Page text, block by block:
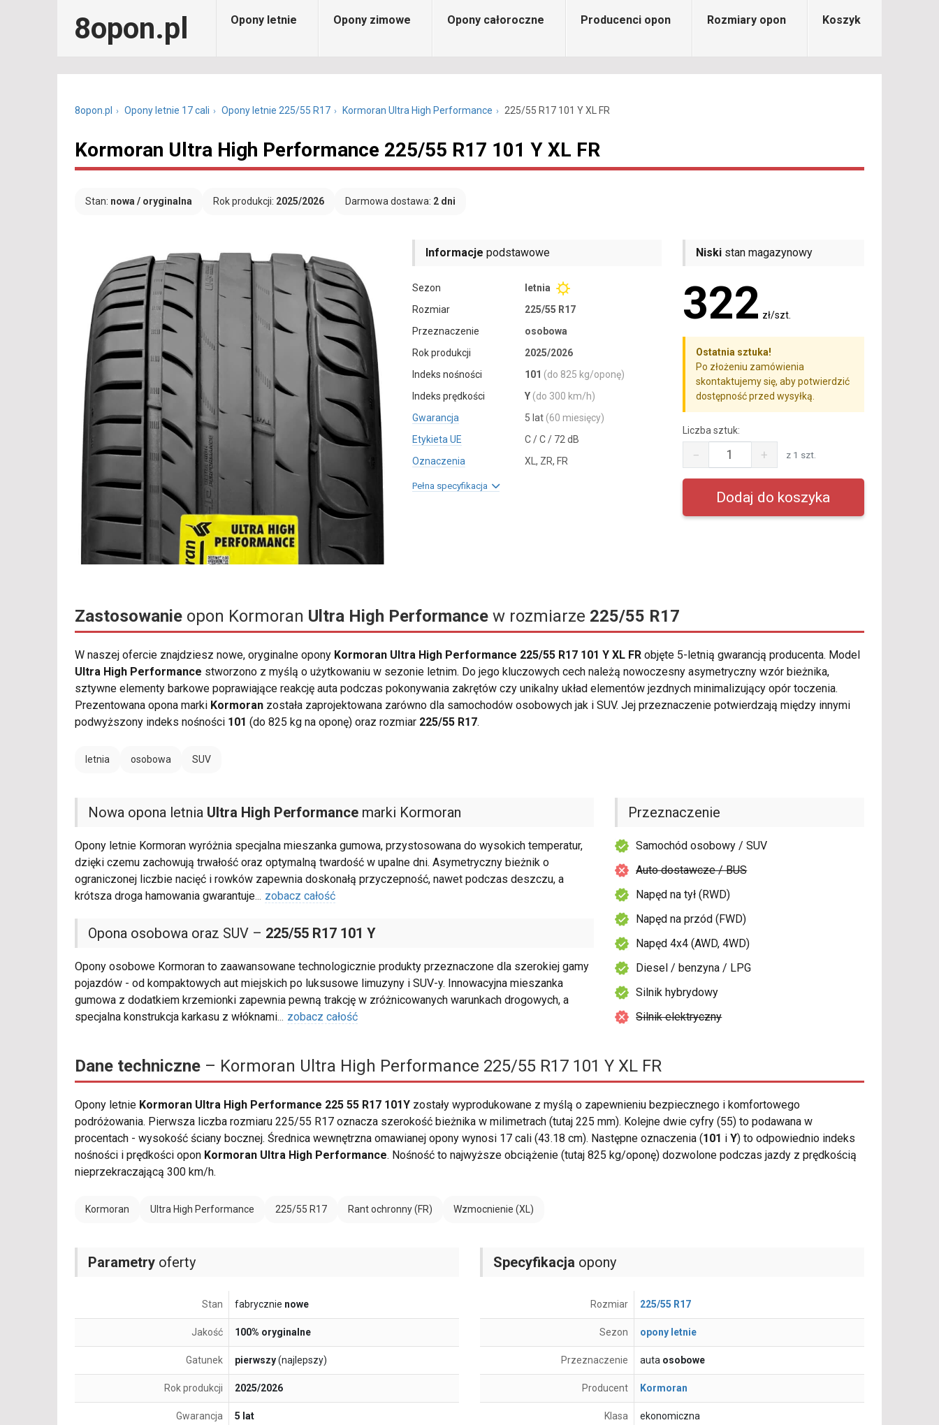
8opon.pl Opony letnie Opony zimowe Opony całoroczne Producenci opon Rozmiary opon Koszyk
8opon.pl Opony letnie 17 cali Opony letnie 225/55 R17 Kormoran Ultra High Performance 225/55 R17 101 Y XL FR
Kormoran Ultra High Performance 225/55 R17 101 Y XL FR
Stan: nowa / oryginalna Rok produkcji: 2025/2026 Darmowa dostawa: 2 dni
Informacje podstawowe
Sezon
letnia
Rozmiar
225/55 R17
Przeznaczenie
osobowa
Rok produkcji
2025/2026
Indeks nośności
101 (do 825 kg/oponę)
Indeks prędkości
Y (do 300 km/h)
Gwarancja
5 lat (60 miesięcy)
Etykieta UE
C / C / 72 dB
Oznaczenia
XL, ZR, FR
Pełna specyfikacja
Niskistan magazynowy
322 zł/szt.
Ostatnia sztuka!
Po złożeniu zamówienia
skontaktujemy się, aby potwierdzić
dostępność przed wysyłką.
Liczba sztuk:
− + z 1 szt.
Zastosowanie opon Kormoran Ultra High Performance w rozmiarze 225/55 R17
W naszej ofercie znajdziesz nowe, oryginalne opony Kormoran Ultra High Performance 225/55 R17 101 Y XL FR objęte 5-letnią gwarancją producenta. Model
Ultra High Performance stworzono z myślą o użytkowaniu w sezonie letnim. Do jego kluczowych cech należą nowoczesny asymetryczny wzór bieżnika,
sztywne elementy barkowe poprawiające reakcję auta podczas pokonywania zakrętów czy unikalny układ elementów jezdnych minimalizujący opór toczenia.
Prezentowana opona marki Kormoran została zaprojektowana zarówno dla samochodów osobowych jak i SUV. Jej przeznaczenie potwierdzają między innymi
podwyższony indeks nośności 101 (do 825 kg na oponę) oraz rozmiar 225/55 R17.
letnia osobowa SUV
Nowa opona letnia Ultra High Performance marki Kormoran
Opony letnie Kormoran wyróżnia specjalna mieszanka gumowa, przystosowana do wysokich temperatur,
dzięki czemu zachowują trwałość oraz optymalną twardość w upalne dni. Asymetryczny bieżnik o
ograniczonej liczbie nacięć i rowków zapewnia doskonałą przyczepność, nawet podczas deszczu, a
krótsza droga hamowania gwarantuje... zobacz całość
Opona osobowa oraz SUV – 225/55 R17 101 Y
Opony osobowe Kormoran to zaawansowane technologicznie produkty przeznaczone dla szerokiej gamy
pojazdów - od kompaktowych aut miejskich po luksusowe limuzyny i SUV-y. Innowacyjna mieszanka
gumowa z dodatkiem krzemionki zapewnia pewną trakcję w zróżnicowanych warunkach drogowych, a
specjalna konstrukcja karkasu z włóknami... zobacz całość
Przeznaczenie
Samochód osobowy / SUV
Auto dostawcze / BUS
Napęd na tył (RWD)
Napęd na przód (FWD)
Napęd 4x4 (AWD, 4WD)
Diesel / benzyna / LPG
Silnik hybrydowy
Silnik elektryczny
Dane techniczne – Kormoran Ultra High Performance 225/55 R17 101 Y XL FR
Opony letnie Kormoran Ultra High Performance 225 55 R17 101Y zostały wyprodukowane z myślą o zapewnieniu bezpiecznego i komfortowego
podróżowania. Pierwsza liczba rozmiaru 225/55 R17 oznacza szerokość bieżnika w milimetrach (tutaj 225 mm). Kolejne dwie cyfry (55) to podawana w
procentach - wysokość ściany bocznej. Średnica wewnętrzna omawianej opony wynosi 17 cali (43.18 cm). Następne oznaczenia (101 i Y) to odpowiednio indeks
nośności i prędkości opon Kormoran Ultra High Performance. Nośność to najwyższe obciążenie (tutaj 825 kg/oponę) dozwolone podczas jazdy z prędkością
nieprzekraczającą 300 km/h.
Kormoran Ultra High Performance 225/55 R17 Rant ochronny (FR) Wzmocnienie (XL)
Parametry oferty
Stan fabrycznie nowe
Jakość 100% oryginalne
Gatunek pierwszy(najlepszy)
Rok produkcji 2025/2026
Gwarancja 5 lat
Specyfikacja opony
Rozmiar 225/55 R17
Sezon opony letnie
Przeznaczenie auta osobowe
Producent Kormoran
Klasa ekonomiczna